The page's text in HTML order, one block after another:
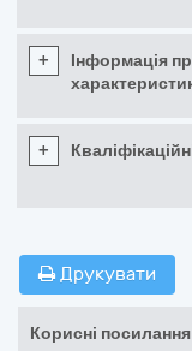
+
Інформація
+
Друкувати
Корисні посилання